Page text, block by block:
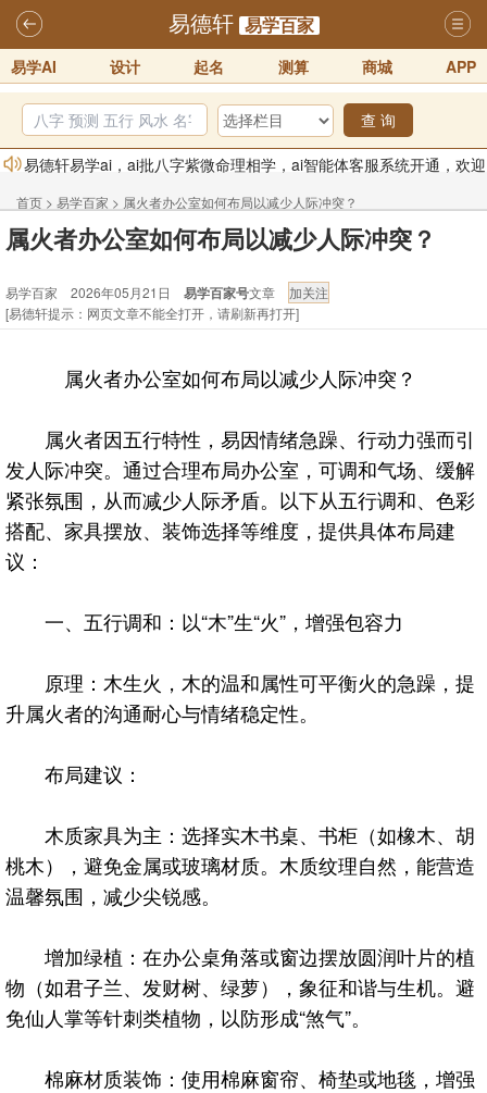
易德轩 易学百家
易学AI 设计 起名 测算 商城 APP
查 询
易德轩易学ai，ai批八字紫微命理相学，ai智能体客服系统开通，欢迎
体验！！
2025-07-01
易德轩网重构及升能完成，欢迎大家来体验新程序及感觉！！
2026年化太岁锦囊属马、鼠、牛、龙、兔、狗、鸡生肖化太岁开始预
订！！
2025-10-01
易德轩首席风水大师铁笔居士简介！！
2021-9-2
易德轩通告：本网站易德轩商标及LOGO注册声明
2021-9-7
首页 > 易学百家 > 属火者办公室如何布局以减少人际冲突？
属火者办公室如何布局以减少人际冲突？
易学百家 2026年05月21日 易学百家号文章
[易德轩提示：网页文章不能全打开，请刷新再打开]
属火者办公室如何布局以减少人际冲突？
属火者因五行特性，易因情绪急躁、行动力强而引
发人际冲突。通过合理布局办公室，可调和气场、缓解
紧张氛围，从而减少人际矛盾。以下从五行调和、色彩
搭配、家具摆放、装饰选择等维度，提供具体布局建
议：
一、五行调和：以“木”生“火”，增强包容力
原理：木生火，木的温和属性可平衡火的急躁，提
升属火者的沟通耐心与情绪稳定性。
布局建议：
木质家具为主：选择实木书桌、书柜（如橡木、胡
桃木），避免金属或玻璃材质。木质纹理自然，能营造
温馨氛围，减少尖锐感。
增加绿植：在办公桌角落或窗边摆放圆润叶片的植
物（如君子兰、发财树、绿萝），象征和谐与生机。避
免仙人掌等针刺类植物，以防形成“煞气”。
棉麻材质装饰：使用棉麻窗帘、椅垫或地毯，增强